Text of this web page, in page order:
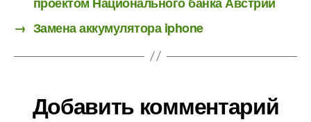
→ Замена аккумулятора iphone
Добавить комментарий